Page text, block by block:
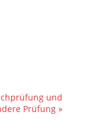
und
Prüfung»